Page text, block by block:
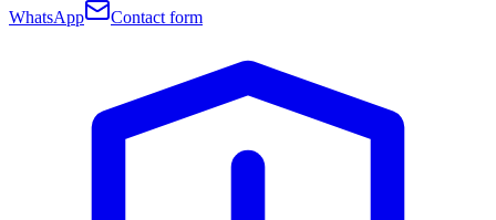
WhatsApp Contact form